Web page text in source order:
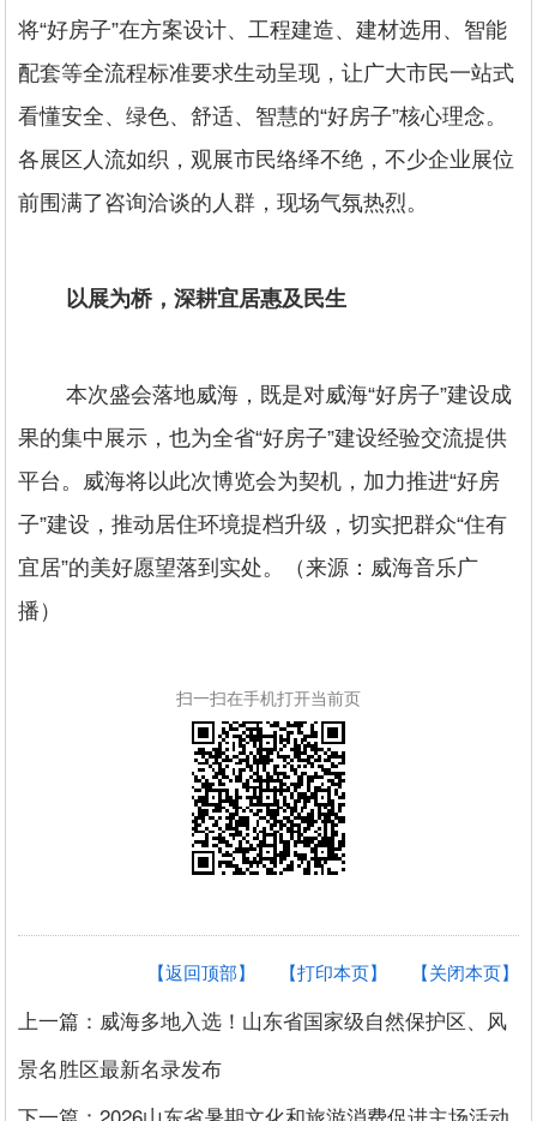
将“好房子”在方案设计、工程建造、建材选用、智能
配套等全流程标准要求生动呈现，让广大市民一站式
看懂安全、绿色、舒适、智慧的“好房子”核心理念。
各展区人流如织，观展市民络绎不绝，不少企业展位
前围满了咨询洽谈的人群，现场气氛热烈。
以展为桥，深耕宜居惠及民生
本次盛会落地威海，既是对威海“好房子”建设成
果的集中展示，也为全省“好房子”建设经验交流提供
平台。威海将以此次博览会为契机，加力推进“好房
子”建设，推动居住环境提档升级，切实把群众“住有
宜居”的美好愿望落到实处。（来源：威海音乐广
播）
扫一扫在手机打开当前页
【关闭本页】
【打印本页】
【返回顶部】
上一篇：威海多地入选！山东省国家级自然保护区、风
景名胜区最新名录发布